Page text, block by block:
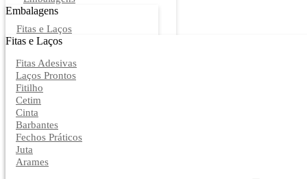
Embalagens
Fitas e Laços
Fitas e Laços
Fitas Adesivas
Laços Prontos
Fitilho
Cetim
Cinta
Barbantes
Fechos Práticos
Juta
Arames